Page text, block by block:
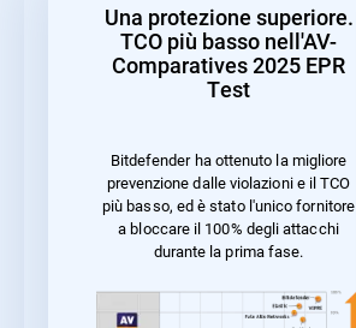
Una protezione superiore.
TCO più basso nell'AV-
Comparatives 2025 EPR
Test
Bitdefender ha ottenuto la migliore
prevenzione dalle violazioni e il TCO
più basso, ed è stato l'unico fornitore
a bloccare il 100% degli attacchi
durante la prima fase.